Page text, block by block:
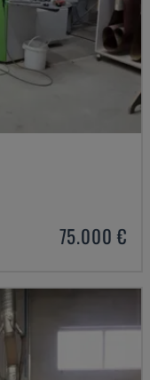
75.000 €